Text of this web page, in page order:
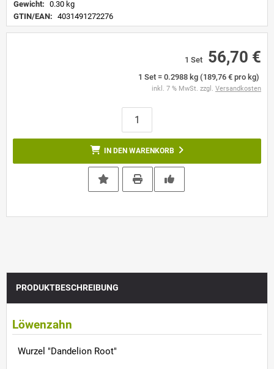
Gewicht: 0.30 kg
GTIN/EAN: 4031491272276
1 Set 56,70 €
1 Set = 0.2988 kg (189,76 € pro kg)
inkl. 7 % MwSt. zzgl. Versandkosten
IN DEN WARENKORB
PRODUKTBESCHREIBUNG
Löwenzahn
Wurzel "Dandelion Root"